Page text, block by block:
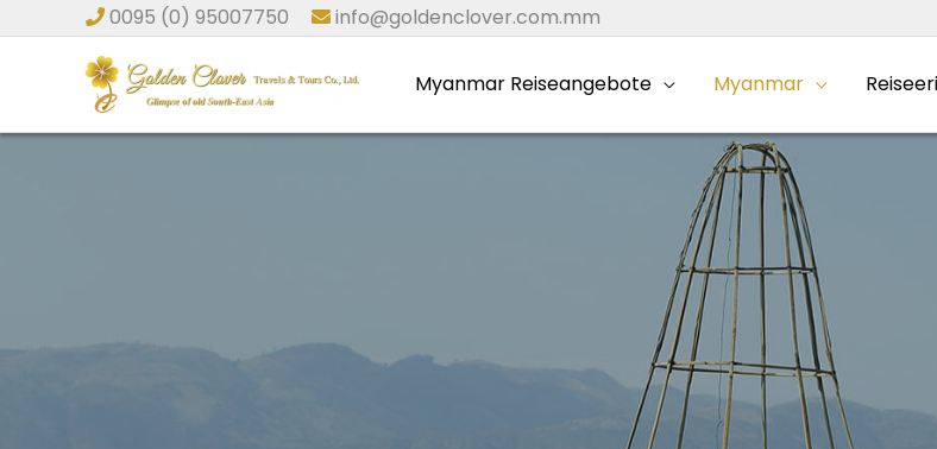
0095 (0) 95007750 info@goldenclover.com.mm
Myanmar Reiseangebote Myanmar